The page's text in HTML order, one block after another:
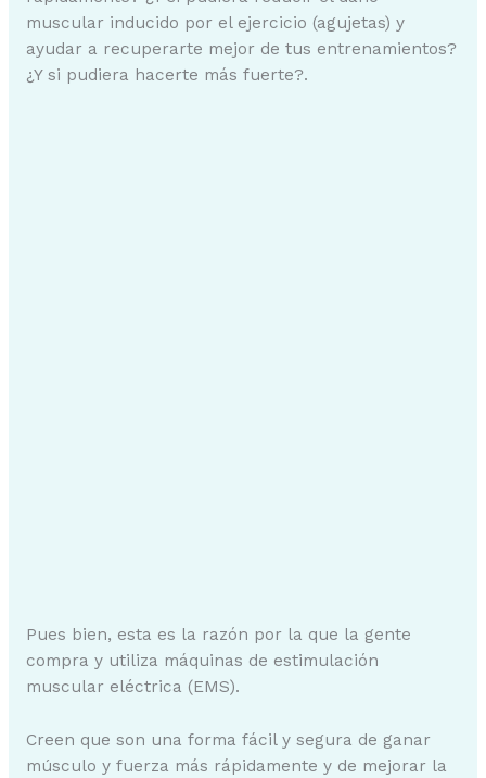
muscular inducido por el ejercicio (agujetas) y
ayudar a recuperarte mejor de tus entrenamientos?
¿Y si pudiera hacerte más fuerte?.
Pues bien, esta es la razón por la que la gente
compra y utiliza máquinas de estimulación
muscular eléctrica (EMS).
Creen que son una forma fácil y segura de ganar
músculo y fuerza más rápidamente y de mejorar la